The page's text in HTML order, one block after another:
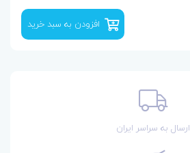
افزودن به سبد خرید
ارسال به سراسر ایران